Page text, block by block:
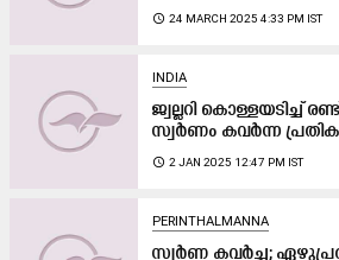
access_time 24 MARCH 2025 4:33 PM IST
INDIA
ജ്വല്ലറി കൊള്ളയടിച്ച്
സ്വർണം കവർന്ന
access_time 2 JAN 2025 12:47 PM IST
PERINTHALMANNA
സ്വ​ർ​ണ ക​വ​ർ​ച്ച;